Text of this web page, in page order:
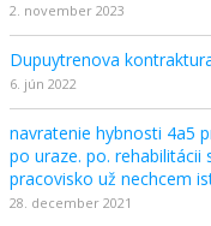
2. november 2023
Dupuytrenova
6. jún 2022
navratenie hybnosti 4a5
po uraze. po.
pracovisko už nechcem
28. december 2021